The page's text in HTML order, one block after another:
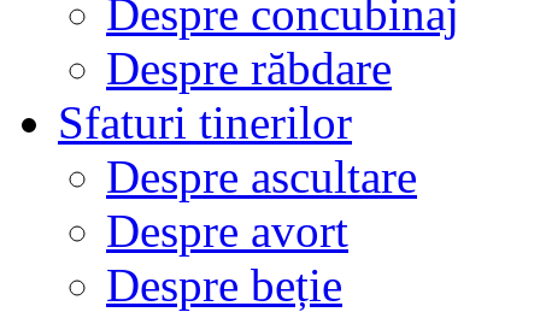
Despre concubinaj
Despre răbdare
Sfaturi tinerilor
Despre ascultare
Despre avort
Despre beție